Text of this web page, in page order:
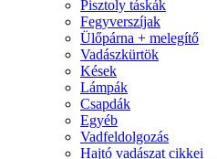
Pisztoly táskák
Fegyverszíjak
Ülőpárna + melegítő
Vadászkürtök
Kések
Lámpák
Csapdák
Egyéb
Vadfeldolgozás
Hajtó vadászat cikkei